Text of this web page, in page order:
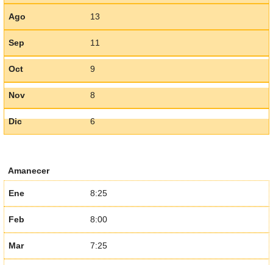
Ago 13
Sep 11
Oct 9
Nov 8
Dic 6
Amanecer
Ene 8:25
Feb 8:00
Mar 7:25